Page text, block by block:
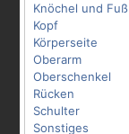
Knöchel und Fuß
Kopf
Körperseite
Oberarm
Oberschenkel
Rücken
Schulter
Sonstiges